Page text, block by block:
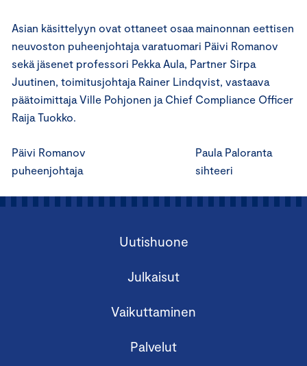
Asian käsittelyyn ovat ottaneet osaa mainonnan eettisen
neuvoston puheenjohtaja varatuomari Päivi Romanov
sekä jäsenet professori Pekka Aula, Partner Sirpa
Juutinen, toimitusjohtaja Rainer Lindqvist, vastaava
päätoimittaja Ville Pohjonen ja Chief Compliance Officer
Raija Tuokko.
Päivi Romanov Paula Paloranta
puheenjohtaja sihteeri
Uutishuone
Julkaisut
Vaikuttaminen
Palvelut